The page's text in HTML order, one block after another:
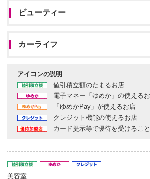
ビューティー
カーライフ
アイコンの説明
値引積立額のたまるお店
電子マネー「ゆめか」の使える
「ゆめかPay」が使えるお店
クレジット機能の使えるお店
カード提示等で優待を受けるこ
美容室